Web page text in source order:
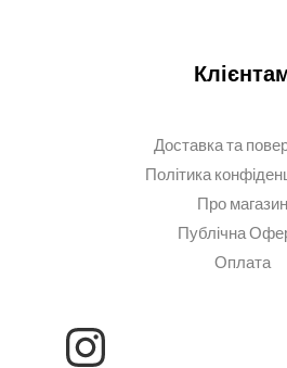
Доставка та
Політика
Про магазин
Публічна
Оплата